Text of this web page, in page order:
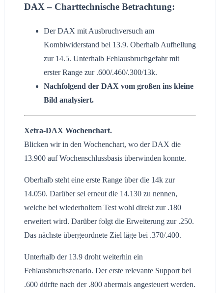
DAX – Charttechnische Betrachtung:
Der DAX mit Ausbruchversuch am
Kombiwiderstand bei 13.9. Oberhalb Aufhellung
zur 14.5. Unterhalb Fehlausbruchgefahr mit
erster Range zur .600/.460/.300/13k.
Nachfolgend der DAX vom großen ins kleine
Bild analysiert.
Xetra-DAX Wochenchart.
Blicken wir in den Wochenchart, wo der DAX die
13.900 auf Wochenschlussbasis überwinden konnte.
Oberhalb steht eine erste Range über die 14k zur
14.050. Darüber sei erneut die 14.130 zu nennen,
welche bei wiederholtem Test wohl direkt zur .180
erweitert wird. Darüber folgt die Erweiterung zur .250.
Das nächste übergeordnete Ziel läge bei .370/.400.
Unterhalb der 13.9 droht weiterhin ein
Fehlausbruchszenario. Der erste relevante Support bei
.600 dürfte nach der .800 abermals angesteuert werden.